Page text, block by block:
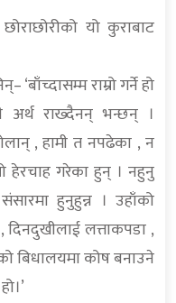
यो कुराबाट
राम्रो गर्ने हो
राख्दैनन् भन्छन् ।
, हामी त नपढेका , न
हेरचाह गरेका हुन् । नहुनु
हुनुहुन्न । उहाँको
दिनदुखीलाई लत्ताकपडा ,
बिधालयमा कोष बनाउने